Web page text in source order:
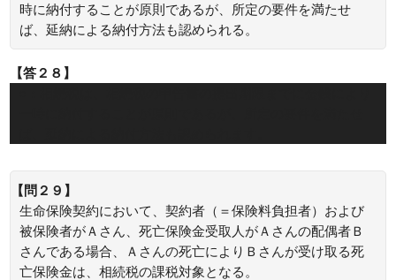
時に納付することが原則であるが、所定の要件を満たせ
ば、延納による納付方法も認められる。
【答２８】
【問２９】
生命保険契約において、契約者（＝保険料負担者）および
被保険者がＡさん、死亡保険金受取人がＡさんの配偶者Ｂ
さんである場合、Ａさんの死亡によりＢさんが受け取る死
亡保険金は、相続税の課税対象となる。